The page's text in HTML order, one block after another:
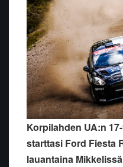
Korpilahden UA:n
starttasi Ford Fiesta
lauantaina